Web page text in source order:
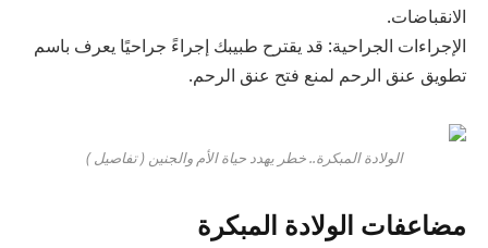
الانقباضات.
الإجراءات الجراحية: قد يقترح طبيبك إجراءً جراحيًا يعرف باسم
تطويق عنق الرحم لمنع فتح عنق الرحم.
الولادة المبكرة.. خطر يهدد حياة الأم والجنين ( تفاصيل )
مضاعفات الولادة المبكرة